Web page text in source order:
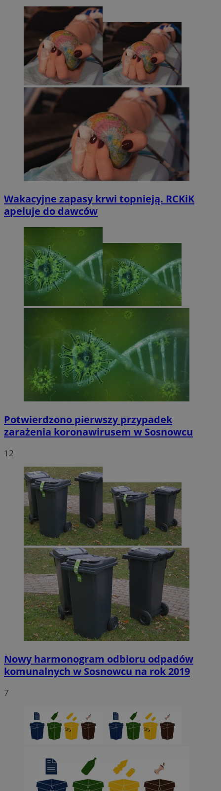
Wakacyjne zapasy krwi topnieją. RCKiK
apeluje do dawców
Potwierdzono pierwszy przypadek
zarażenia koronawirusem w Sosnowcu
12
Nowy harmonogram odbioru odpadów
komunalnych w Sosnowcu na rok 2019
7